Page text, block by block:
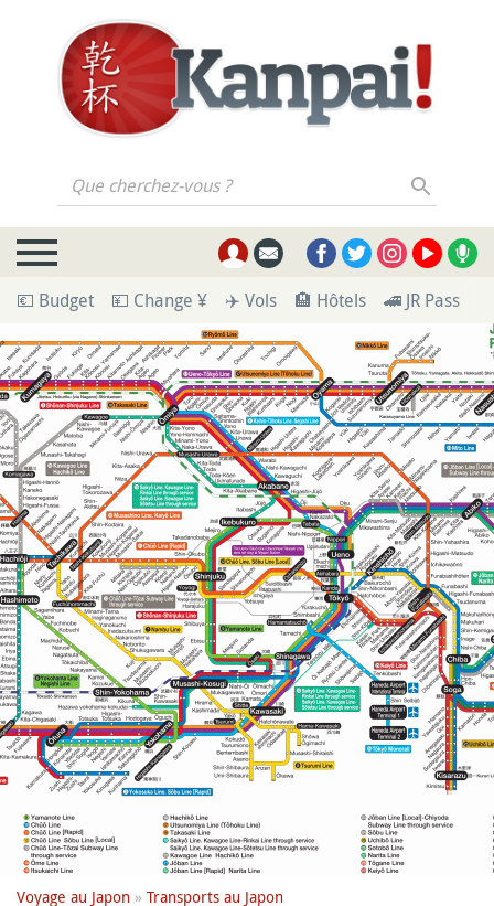
Que cherchez-vous ?
💶 Budget 💴 Change ¥ ✈️ Vols 🏨 Hôtels 🚄 JR Pass
Voyage au Japon » Transports au Japon